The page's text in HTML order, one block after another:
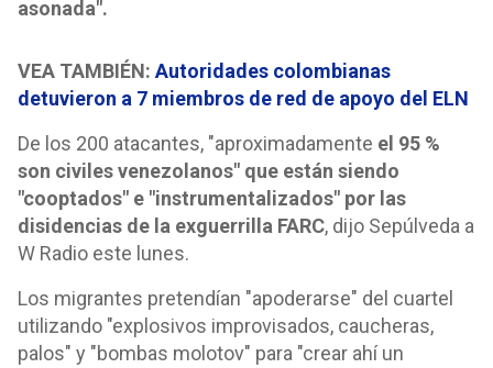
asonada".
VEA TAMBIÉN: Autoridades colombianas
detuvieron a 7 miembros de red de apoyo del ELN
De los 200 atacantes, "aproximadamente el 95 %
son civiles venezolanos" que están siendo
"cooptados" e "instrumentalizados" por las
disidencias de la exguerrilla FARC, dijo Sepúlveda a
W Radio este lunes.
Los migrantes pretendían "apoderarse" del cuartel
utilizando "explosivos improvisados, caucheras,
palos" y "bombas molotov" para "crear ahí un